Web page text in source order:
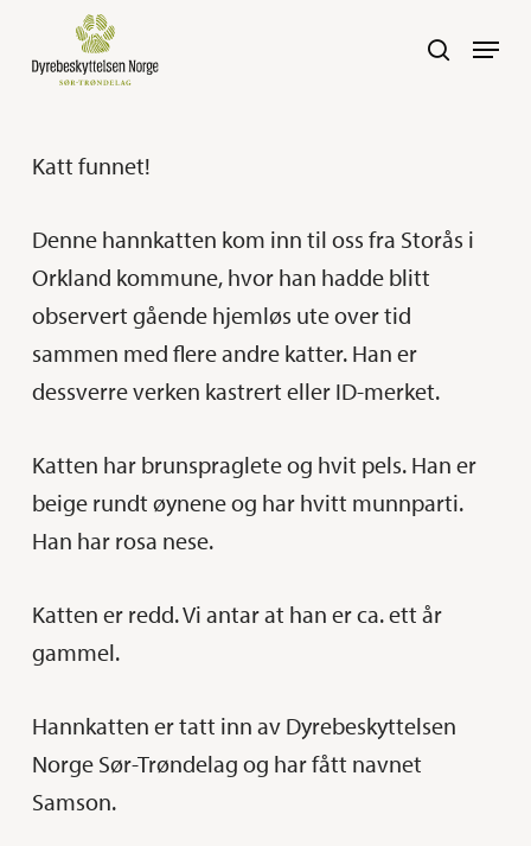
search
Katt funnet!
Denne hannkatten kom inn til oss fra Storås i
Orkland kommune, hvor han hadde blitt
observert gående hjemløs ute over tid
sammen med flere andre katter. Han er
dessverre verken kastrert eller ID-merket.
Katten har brunspraglete og hvit pels. Han er
beige rundt øynene og har hvitt munnparti.
Han har rosa nese.
Katten er redd. Vi antar at han er ca. ett år
gammel.
Hannkatten er tatt inn av Dyrebeskyttelsen
Norge Sør-Trøndelag og har fått navnet
Samson.